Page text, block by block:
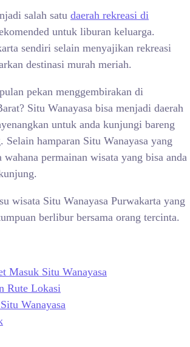
salah satu daerah rekreasi di
untuk liburan keluarga.
sendiri selain menyajikan rekreasi
destinasi murah meriah.
pekan menggembirakan di
Situ Wanayasa bisa menjadi daerah
untuk anda kunjungi bareng
Selain hamparan Situ Wanayasa yang
permainan wisata yang bisa anda
wisata Situ Wanayasa Purwakarta yang
berlibur bersama orang tercinta.
Masuk Situ Wanayasa
Rute Lokasi
Wanayasa